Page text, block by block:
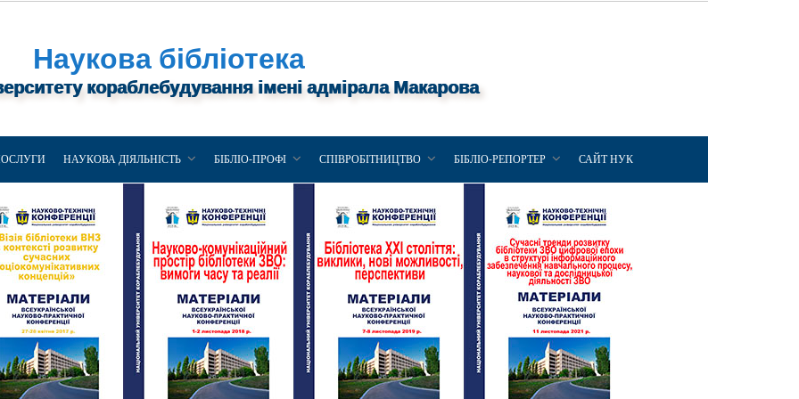
Наукова бібліотека
кораблебудування імені адмірала Макарова
НАУКОВА ДІЯЛЬНІСТЬ БІБЛІО-ПРОФІ СПІВРОБІТНИЦТВО БІБЛІО-РЕПОРТЕР САЙТ НУК